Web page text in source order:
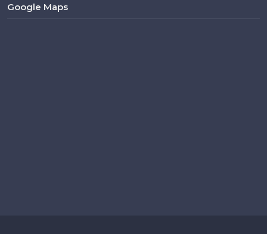
Google Maps